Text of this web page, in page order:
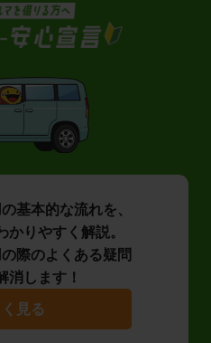
基本的な流れを、
かりやすく解説。
際のよくある疑問
消します！
見る